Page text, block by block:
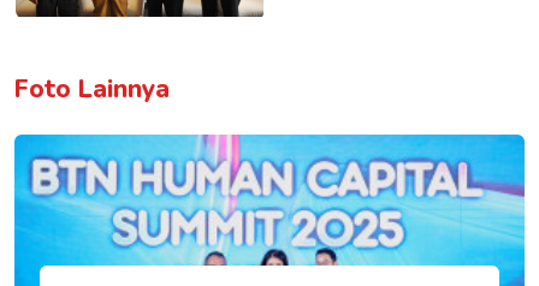
Foto Lainnya